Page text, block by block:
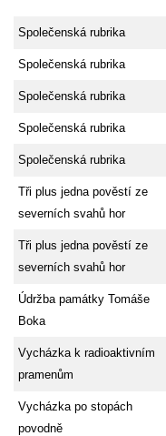
Společenská rubrika
Společenská rubrika
Společenská rubrika
Společenská rubrika
Společenská rubrika
Tři plus jedna pověstí ze
severních svahů hor
Tři plus jedna pověstí ze
severních svahů hor
Údržba památky Tomáše
Boka
Vycházka k radioaktivním
pramenům
Vycházka po stopách
povodně